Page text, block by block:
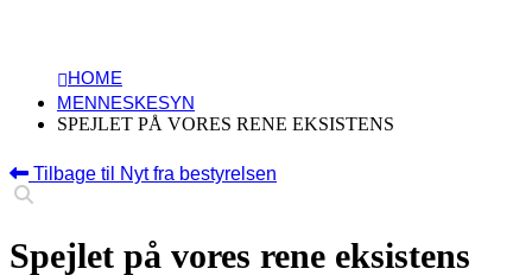
HOME
MENNESKESYN
SPEJLET PÅ VORES RENE EKSISTENS
Tilbage til Nyt fra bestyrelsen
Spejlet på vores rene eksistens